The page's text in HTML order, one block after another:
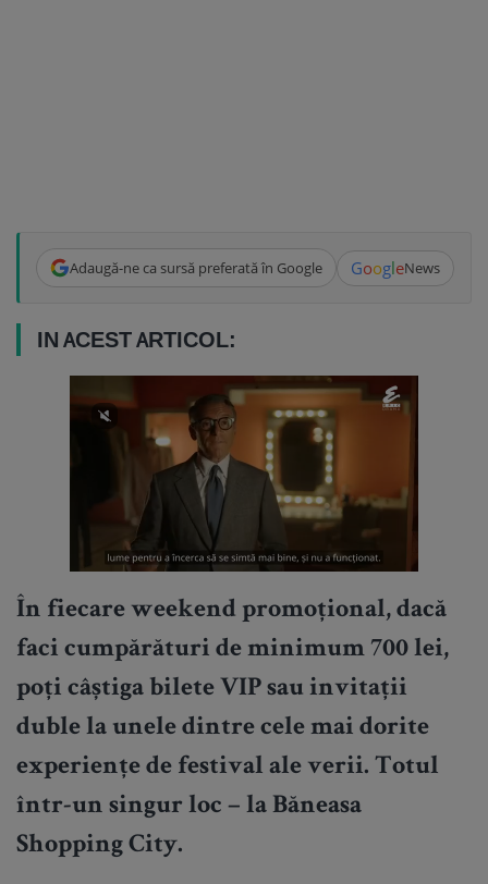
Adaugă-ne ca sursă preferată în Google GoogleNews
IN ACEST ARTICOL:
În fiecare weekend promoțional, dacă
faci cumpărături de minimum 700 lei,
poți câștiga bilete VIP sau invitații
duble la unele dintre cele mai dorite
experiențe de festival ale verii. Totul
într-un singur loc – la Băneasa
Shopping City.